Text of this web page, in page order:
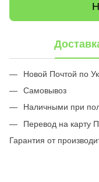
Новой Почтой по
Самовывоз
Наличными при
Перевод на карту
Гарантия от